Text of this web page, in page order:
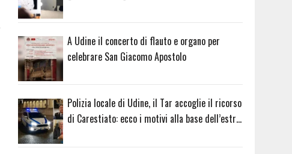
A Udine il concerto di flauto e organo per
celebrare San Giacomo Apostolo
Polizia locale di Udine, il Tar accoglie il ricorso
di Carestiato: ecco i motivi alla base dell’estr…